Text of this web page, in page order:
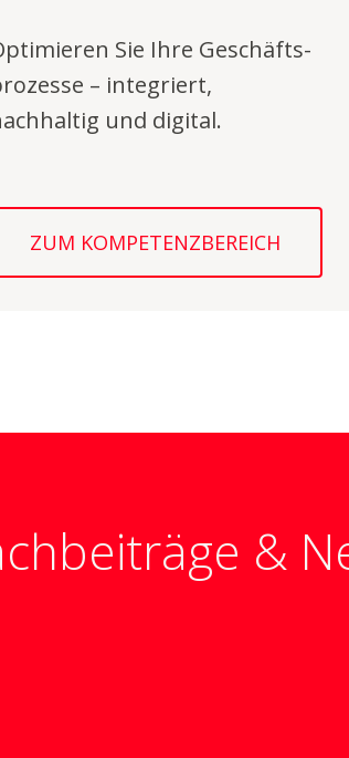
Sie Ihre Ge­schäfts­
– integriert,
und digital.
ZUM KOMPETENZBEREICH
&